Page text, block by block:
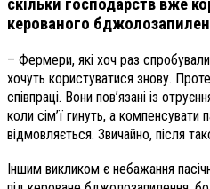
скільки господарств вже
керованого
– Фермери, які хоч раз
хочуть користуватися знову.
співпраці. Вони пов’язані із
коли сім’ї гинуть, а компенсувати
відмовляється. Звичайно, після
Іншим викликом є небажання